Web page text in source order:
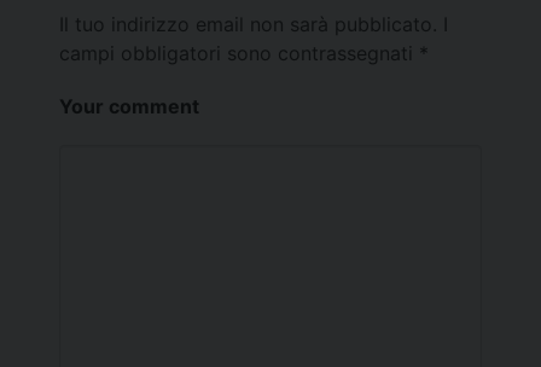
Il tuo indirizzo email non sarà pubblicato.
campi obbligatori sono contrassegnati *
Your comment